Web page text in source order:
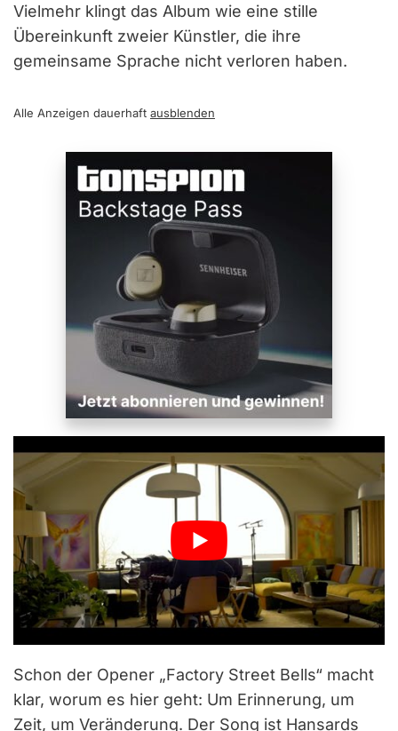
Vielmehr klingt das Album wie eine stille
Übereinkunft zweier Künstler, die ihre
gemeinsame Sprache nicht verloren haben.
Alle Anzeigen dauerhaft ausblenden
Schon der Opener „Factory Street Bells“ macht
klar, worum es hier geht: Um Erinnerung, um
Zeit, um Veränderung. Der Song ist Hansards